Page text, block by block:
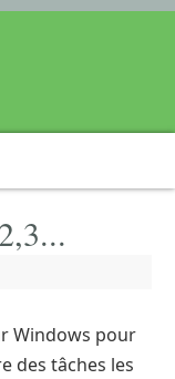
Windows pour
des tâches les